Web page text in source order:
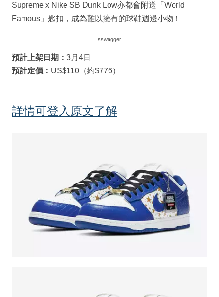
Supreme x Nike SB Dunk Low亦都會附送「World
Famous」匙扣，成為難以擁有的球鞋週邊小物！
sswagger
預計上架日期： 3月4日
預計定價： US$110（約$776）
詳情可登入原文了解